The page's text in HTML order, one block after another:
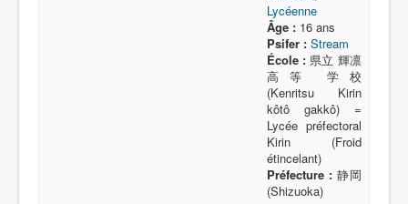
Lycéenne
Âge :16 ans
Psifer : Stream
École : 県立 輝凛
高等 学校
(Kenritsu Kirin
kôtô gakkô) =
Lycée préfectoral
Kirin (Froid
étincelant)
Préfecture :静岡
(Shizuoka)